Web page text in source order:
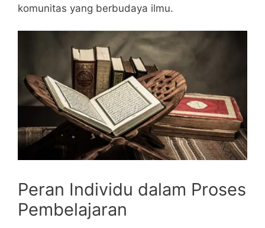
komunitas yang berbudaya ilmu.
Peran Individu dalam Proses
Pembelajaran